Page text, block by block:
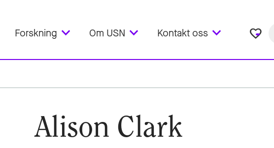
Forskning Om USN Kontakt oss favorite_border
Alison Clark